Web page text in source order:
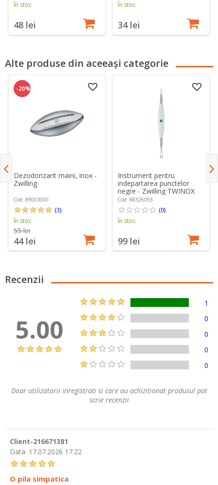
În stoc
48 lei
În stoc
34 lei
Alte produse din aceeași categorie
-20%
Dezodorizant maini, inox -
Zwilling
Cod: 89003000
(3)
În stoc
55 lei
44 lei
Instrument pentru
indepartarea punctelor
negre - Zwilling TWINOX
Cod: 88326093
(0)
În stoc
99 lei
Recenzii
5.00
1
0
0
0
0
Doar utilizatorii inregistrati si care au achizitionat produsul pot
scrie recenzii
Client-216671381
Data: 17.07.2026 17:22
O pila simpatica